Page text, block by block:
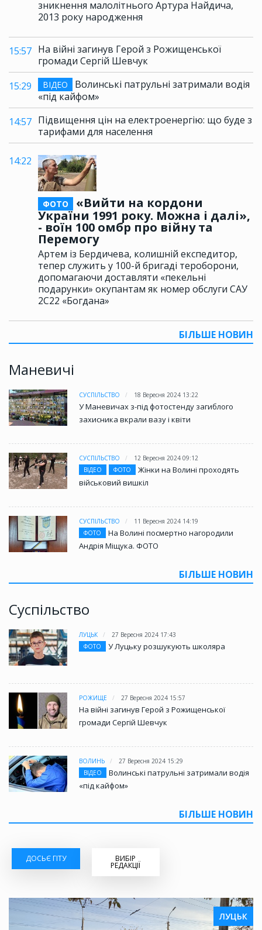
зникнення малолітнього Артура Найдича,
2013 року народження
15:57 На війні загинув Герой з Рожищенської
громади Сергій Шевчук
15:29
ВІДЕО
Волинські патрульні затримали водія
«під кайфом»
14:57 Підвищення цін на електроенергію: що буде з
тарифами для населення
14:22
ФОТО
«Вийти на кордони
України 1991 року. Можна і далі»,
- воїн 100 омбр про війну та
Перемогу
Артем із Бердичева, колишній експедитор,
тепер служить у 100-й бригаді тероборони,
допомагаючи доставляти «пекельні
подарунки» окупантам як номер обслуги САУ
2С22 «Богдана»
БІЛЬШЕ НОВИН
Маневичі
СУСПІЛЬСТВО 18 Вересня 2024 13:22
У Маневичах з-під фотостенду загиблого
захисника вкрали вазу і квіти
СУСПІЛЬСТВО
12 Вересня 2024 09:12
ВІДЕО
ФОТО
Жінки на Волині проходять
військовий вишкіл
СУСПІЛЬСТВО
11 Вересня 2024 14:19
ФОТО
На Волині посмертно нагородили
Андрія Міщука. ФОТО
БІЛЬШЕ НОВИН
Суспільство
ЛУЦЬК
27 Вересня 2024 17:43
ФОТО
У Луцьку розшукують школяра
РОЖИЩЕ 27 Вересня 2024 15:57
На війні загинув Герой з Рожищенської
громади Сергій Шевчук
ВОЛИНЬ
27 Вересня 2024 15:29
ВІДЕО
Волинські патрульні затримали водія
«під кайфом»
БІЛЬШЕ НОВИН
ДОСЬЄ ГІТУ ВИБІР
РЕДАКЦІЇ
ЛУЦЬК